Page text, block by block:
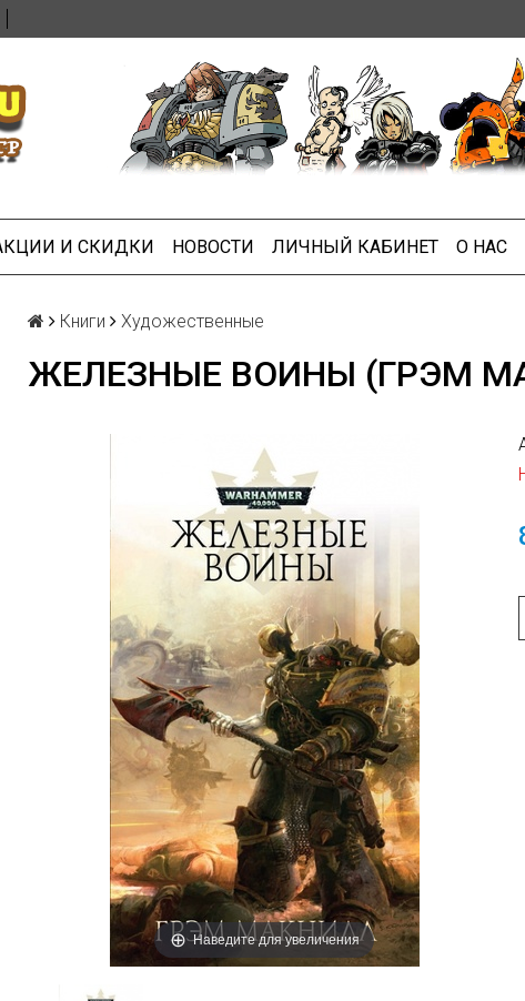
И СКИДКИ НОВОСТИ ЛИЧНЫЙ КАБИНЕТ О НАС
Книги Художественные
ЖЕЛЕЗНЫЕ ВОИНЫ (ГРЭМ
Наведите для увеличения